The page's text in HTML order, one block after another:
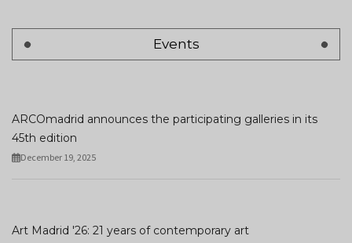
Events
ARCOmadrid announces the participating galleries in its
45th edition
December 19, 2025
Art Madrid '26: 21 years of contemporary art